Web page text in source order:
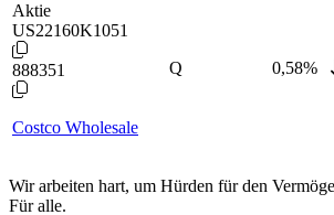
Aktie
US22160K1051
888351
Costco Wholesale
Q 0,58%
Wir arbeiten hart, um Hürden für den
Für alle.